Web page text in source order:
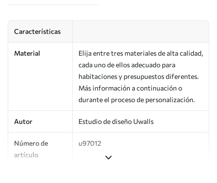
Características
Material
Elija entre tres materiales de alta calidad,
cada uno de ellos adecuado para
habitaciones y presupuestos diferentes.
Más información a continuación o
durante el proceso de personalización.
Autor Estudio de diseño Uwalls
Número de
artículo
u97012